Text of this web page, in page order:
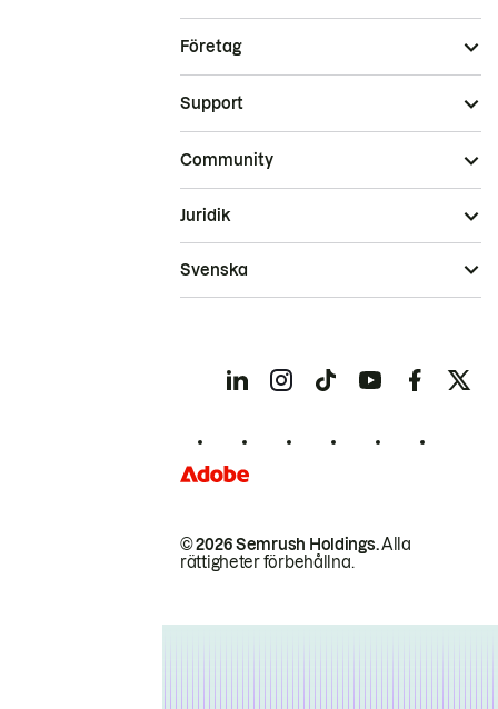
Företag
Support
Community
© 2026 Semrush Holdings.Alla
rättigheter förbehållna.
Juridik
Svenska